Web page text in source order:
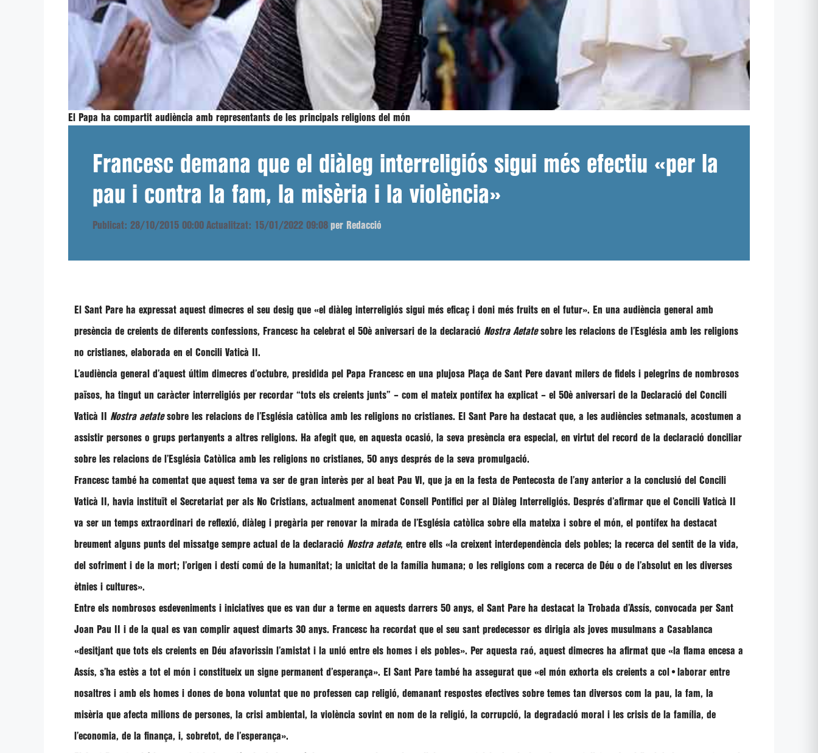
El Papa ha compartit audiència amb representants de les principals religions del món
Francesc demana que el diàleg interreligiós sigui més efectiu «per la
pau i contra la fam, la misèria i la violència»
Publicat: 28/10/2015 00:00 Actualitzat: 15/01/2022 09:08 per Redacció
El Sant Pare ha expressat aquest dimecres el seu desig que «el diàleg interreligiós sigui més eficaç i doni més fruits en el futur». En una audiència general amb
presència de creients de diferents confessions, Francesc ha celebrat el 50è aniversari de la declaració Nostra Aetatesobre les relacions de l’Església amb les religions
no cristianes, elaborada en el Concili Vaticà II.
L’audiència general d’aquest últim dimecres d’octubre, presidida pel Papa Francesc en una plujosa Plaça de Sant Pere davant milers de fidels i pelegrins de nombrosos
països, ha tingut un caràcter interreligiós per recordar “tots els creients junts” – com el mateix pontífex ha explicat – el 50è aniversari de la Declaració del Concili
Vaticà II Nostra aetatesobre les relacions de l’Església catòlica amb les religions no cristianes. El Sant Pare ha destacat que, a les audiències setmanals, acostumen a
assistir persones o grups pertanyents a altres religions. Ha afegit que, en aquesta ocasió, la seva presència era especial, en virtut del record de la declaració donciliar
sobre les relacions de l’Església Catòlica amb les religions no cristianes, 50 anys després de la seva promulgació.
Francesc també ha comentat que aquest tema va ser de gran interès per al beat Pau VI, que ja en la festa de Pentecosta de l’any anterior a la conclusió del Concili
Vaticà II, havia instituït el Secretariat per als No Cristians, actualment anomenat Consell Pontifici per al Diàleg Interreligiós. Després d’afirmar que el Concili Vaticà II
va ser un temps extraordinari de reflexió, diàleg i pregària per renovar la mirada de l’Església catòlica sobre ella mateixa i sobre el món, el pontífex ha destacat
breument alguns punts del missatge sempre actual de la declaració Nostra aetate, entre ells «la creixent interdependència dels pobles; la recerca del sentit de la vida,
del sofriment i de la mort; l’origen i destí comú de la humanitat; la unicitat de la família humana; o les religions com a recerca de Déu o de l’absolut en les diverses
ètnies i cultures».
Entre els nombrosos esdeveniments i iniciatives que es van dur a terme en aquests darrers 50 anys, el Sant Pare ha destacat la Trobada d’Assís, convocada per Sant
Joan Pau II i de la qual es van complir aquest dimarts 30 anys. Francesc ha recordat que el seu sant predecessor es dirigia als joves musulmans a Casablanca
«desitjant que tots els creients en Déu afavorissin l’amistat i la unió entre els homes i els pobles». Per aquesta raó, aquest dimecres ha afirmat que «la flama encesa a
Assís, s’ha estès a tot el món i constitueix un signe permanent d’esperança». El Sant Pare també ha assegurat que «el món exhorta els creients a col•laborar entre
nosaltres i amb els homes i dones de bona voluntat que no professen cap religió, demanant respostes efectives sobre temes tan diversos com la pau, la fam, la
misèria que afecta milions de persones, la crisi ambiental, la violència sovint en nom de la religió, la corrupció, la degradació moral i les crisis de la família, de
l’economia, de la finança, i, sobretot, de l’esperança».